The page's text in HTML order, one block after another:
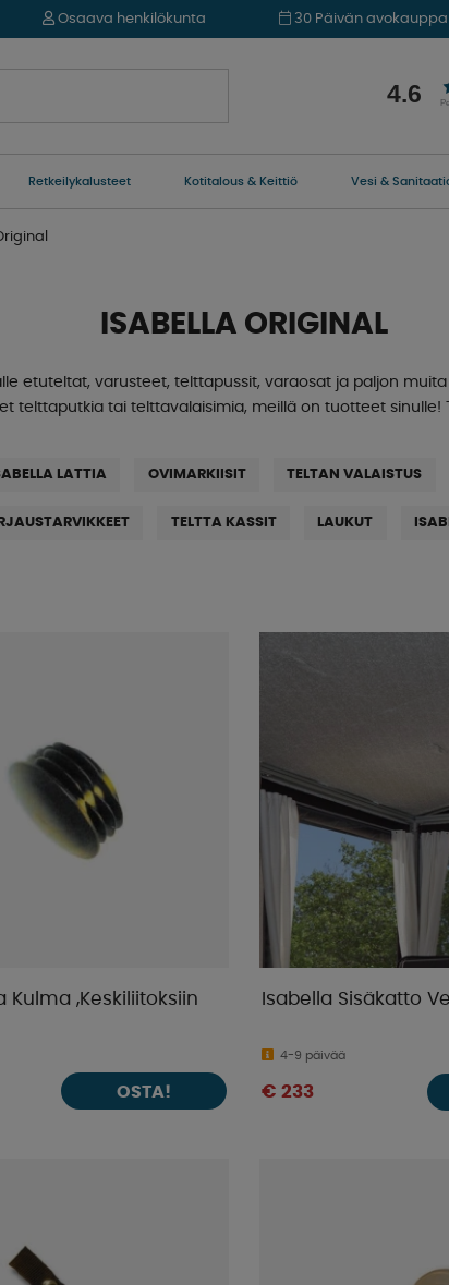
Osaava henkilökunta 30 Päivän avokauppa
4.6
Retkeilykalusteet Kotitalous & Keittiö Vesi &
ISABELLA ORIGINAL
etuteltat, varusteet, telttapussit, varaosat ja paljon
telttaputkia tai telttavalaisimia, meillä on tuotteet sinulle!
LATTIA OVIMARKIISIT TELTAN VALAISTUS
TELTTA KASSIT LAUKUT
Kulma ,Keskiliitoksiin
OSTA!
Isabella Sisäkatto
4-9 päivää
€ 233